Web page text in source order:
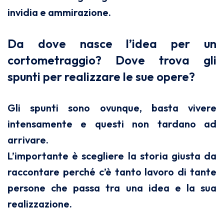
invidia e ammirazione.
Da dove nasce l’idea per un
cortometraggio? Dove trova gli
spunti per realizzare le sue opere?
Gli spunti sono ovunque, basta vivere
intensamente e questi non tardano ad
arrivare.
L’importante è scegliere la storia giusta da
raccontare perché c’è tanto lavoro di tante
persone che passa tra una idea e la sua
realizzazione.